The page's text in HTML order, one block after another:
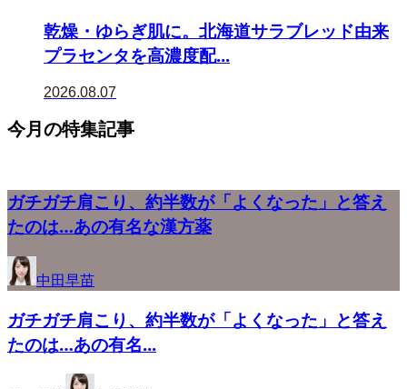
乾燥・ゆらぎ肌に。北海道サラブレッド由来
プラセンタを高濃度配...
2026.08.07
今月の特集記事
ガチガチ肩こり、約半数が「よくなった」と答え
たのは…あの有名な漢方薬
中田早苗
ガチガチ肩こり、約半数が「よくなった」と答え
たのは…あの有名...